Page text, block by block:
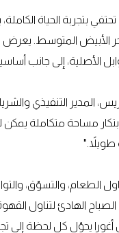
بتجربة الحياة
الأبيض المتوسط. يعرض
الأصلية، إلى جانب
المدير التنفيذي
مساحة متكاملة
طويلاً."
الطعام، والتسوّق،
الهادئ لتناول
أغورا يحوّل كل لحظة إلى